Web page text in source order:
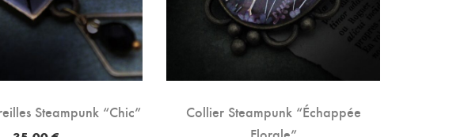
Steampunk “Chic”
Collier Steampunk “Échappée